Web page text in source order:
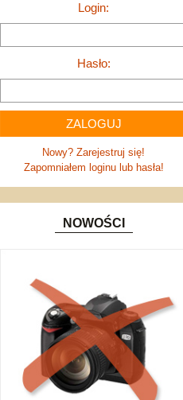
Login:
Hasło:
Nowy? Zarejestruj się!
Zapomniałem loginu lub hasła!
NOWOŚCI